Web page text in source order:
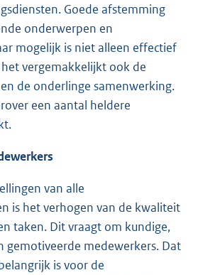
Goede afstemming
onderwerpen en
mogelijk is niet alleen effectief
vergemakkelijkt ook de
de onderlinge samenwerking.
een aantal heldere
van alle
is het verhogen van de kwaliteit
taken. Dit vraagt om kundige,
gemotiveerde medewerkers. Dat
is voor de